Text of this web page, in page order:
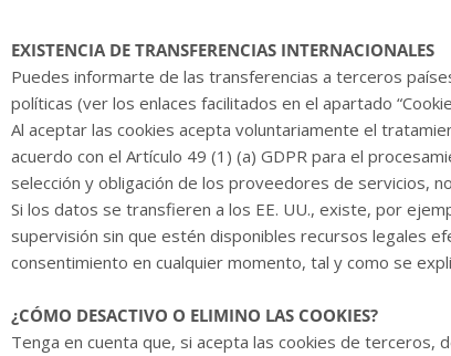
EXISTENCIA DE TRANSFERENCIAS INTERNACIONALES
Puedes informarte de las transferencias a terceros
políticas (ver los enlaces facilitados en el apartado
Al aceptar las cookies acepta voluntariamente el
acuerdo con el Artículo 49 (1) (a) GDPR para el
selección y obligación de los proveedores de servicios,
Si los datos se transfieren a los EE. UU., existe, por
supervisión sin que estén disponibles recursos legales
consentimiento en cualquier momento, tal y como se
¿CÓMO DESACTIVO O ELIMINO LAS COOKIES?
Tenga en cuenta que, si acepta las cookies de